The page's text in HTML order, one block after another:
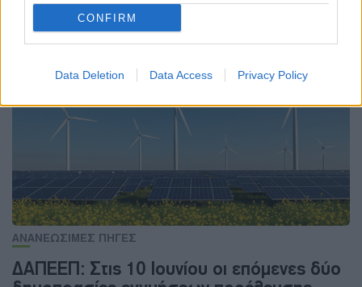
CONFIRM
Data Deletion Data Access Privacy Policy
Μεσόγειος: Υψηλές προσδοκίες για τα
υπεράκτια αιολικά πάρκα
ΑΝΑΝΕΩΣΙΜΕΣ ΠΗΓΕΣ
ΔΑΠΕΕΠ: Στις 10 Ιουνίου οι επόμενες δύο